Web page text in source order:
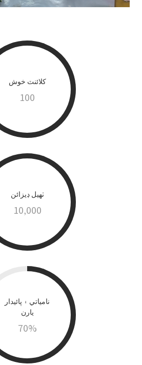
کلائنٽ خوش
100
ٺهيل ڊيزائن
10,000
نامياتي ۽ پائيدار
يارن
70%